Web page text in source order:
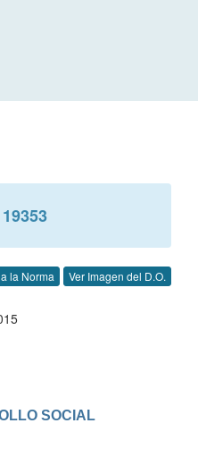
19353
la Norma Ver Imagen del D.O.